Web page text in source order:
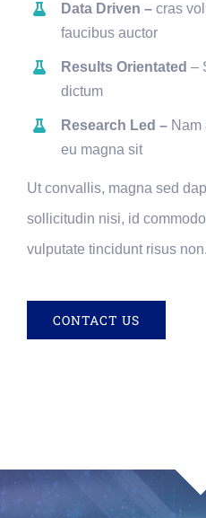
Data Driven – cras
faucibus auctor
Results Orientated –
dictum
Research Led – Nam
eu magna sit
Ut convallis, magna sed
sollicitudin nisi, id
vulputate tincidunt risus non.
CONTACT US